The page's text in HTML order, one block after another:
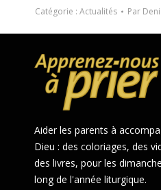
Catégorie : Actualités Par
Aider les parents à
Dieu : des coloriages, des
des livres, pour les
long de l'année liturgique.